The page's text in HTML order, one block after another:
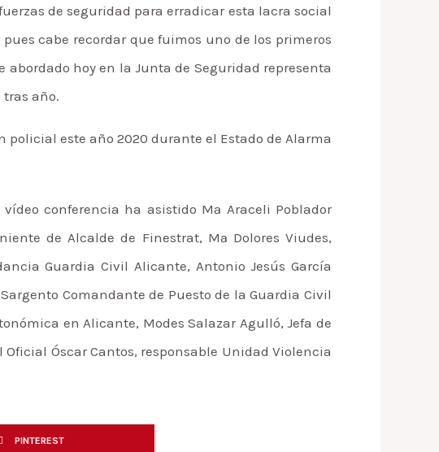
de seguridad para erradicar esta lacra social
cabe recordar que fuimos uno de los primeros
hoy en la Junta de Seguridad representa
año.
este año 2020 durante el Estado de Alarma
conferencia ha asistido Mª Araceli Poblador
de Alcalde de Finestrat, Mª Dolores Viudes,
Guardia Civil Alicante, Antonio Jesús García
Comandante de Puesto de la Guardia Civil
en Alicante, Modes Salazar Agulló, Jefa de
Óscar Cantos, responsable Unidad Violencia
PINTEREST